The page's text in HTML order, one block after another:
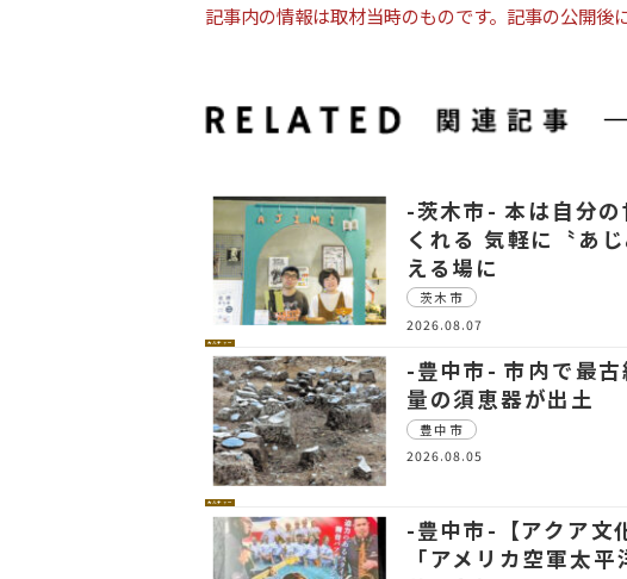
記事内の情報は取材当時のものです。記事の公開後
カルチャー
-茨木市- 本は自分の
くれる 気軽に〝あ
える場に
茨木市
2026.08.07
カルチャー
-豊中市- 市内で最
量の須恵器が出土
豊中市
2026.08.05
-豊中市-【アクア文
「アメリカ空軍太